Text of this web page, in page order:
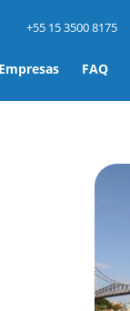
FAQ
+55 15 3500 8175